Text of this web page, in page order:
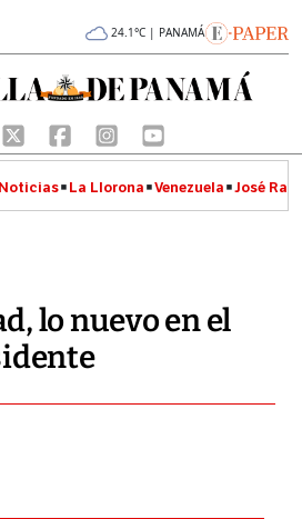
24.1°C | PANAMÁ
La Llorona Venezuela José
lo nuevo en el